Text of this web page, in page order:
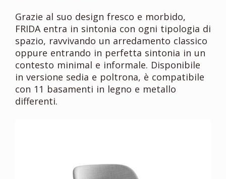
Grazie al suo design fresco e morbido,
FRIDA entra in sintonia con ogni tipologia di
spazio, ravvivando un arredamento classico
oppure entrando in perfetta sintonia in un
contesto minimal e informale. Disponibile
in versione sedia e poltrona, è compatibile
con 11 basamenti in legno e metallo
differenti.